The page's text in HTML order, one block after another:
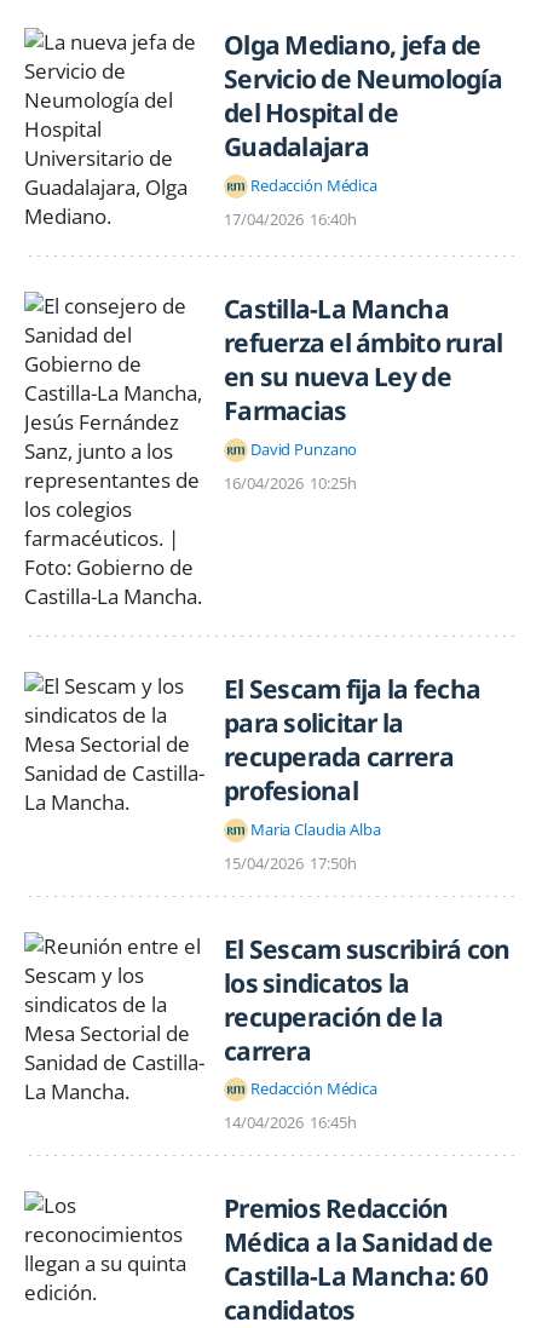
Olga Mediano, jefa de
Servicio de Neumología
del Hospital de
Guadalajara
Redacción Médica
17/04/2026 16:40h
Castilla-La Mancha
refuerza el ámbito rural
en su nueva Ley de
Farmacias
David Punzano
16/04/2026 10:25h
El Sescam fija la fecha
para solicitar la
recuperada carrera
profesional
Maria Claudia Alba
15/04/2026 17:50h
El Sescam suscribirá con
los sindicatos la
recuperación de la
carrera
Redacción Médica
14/04/2026 16:45h
Premios Redacción
Médica a la Sanidad de
Castilla-La Mancha: 60
candidatos